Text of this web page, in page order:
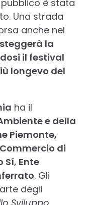
pubblico è stata
Una strada
anche nel
la
il festival
longevo del
ha il
e della
Piemonte,
di
Sí, Ente
. Gli
degli